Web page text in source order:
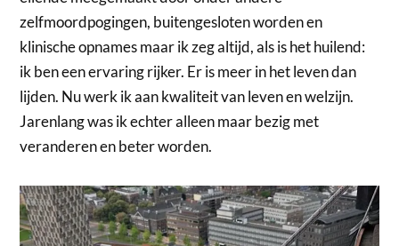
zelfmoordpogingen, buitengesloten worden en
klinische opnames maar ik zeg altijd, als is het huilend:
ik ben een ervaring rijker. Er is meer in het leven dan
lijden. Nu werk ik aan kwaliteit van leven en welzijn.
Jarenlang was ik echter alleen maar bezig met
veranderen en beter worden.